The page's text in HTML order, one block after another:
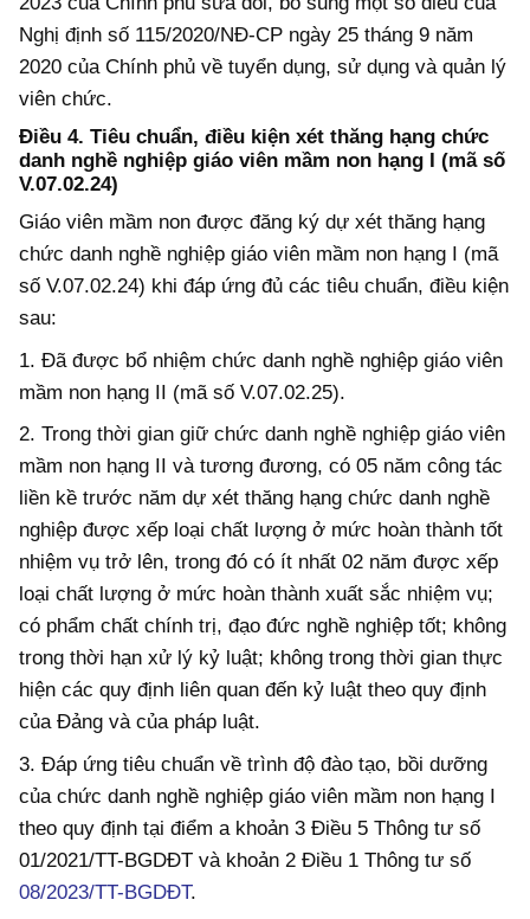
Nghị định số 115/2020/NĐ-CP ngày 25 tháng 9 năm
2020 của Chính phủ về tuyển dụng, sử dụng và quản lý
viên chức.
Điều 4. Tiêu chuẩn, điều kiện xét thăng hạng chức
danh nghề nghiệp giáo viên mầm non hạng I (mã số
V.07.02.24)
Giáo viên mầm non được đăng ký dự xét thăng hạng
chức danh nghề nghiệp giáo viên mầm non hạng I (mã
số V.07.02.24) khi đáp ứng đủ các tiêu chuẩn, điều kiện
sau:
1. Đã được bổ nhiệm chức danh nghề nghiệp giáo viên
mầm non hạng II (mã số V.07.02.25).
2. Trong thời gian giữ chức danh nghề nghiệp giáo viên
mầm non hạng II và tương đương, có 05 năm công tác
liền kề trước năm dự xét thăng hạng chức danh nghề
nghiệp được xếp loại chất lượng ở mức hoàn thành tốt
nhiệm vụ trở lên, trong đó có ít nhất 02 năm được xếp
loại chất lượng ở mức hoàn thành xuất sắc nhiệm vụ;
có phẩm chất chính trị, đạo đức nghề nghiệp tốt; không
trong thời hạn xử lý kỷ luật; không trong thời gian thực
hiện các quy định liên quan đến kỷ luật theo quy định
của Đảng và của pháp luật.
3. Đáp ứng tiêu chuẩn về trình độ đào tạo, bồi dưỡng
của chức danh nghề nghiệp giáo viên mầm non hạng I
theo quy định tại điểm a khoản 3 Điều 5 Thông tư số
01/2021/TT-BGDĐT và khoản 2 Điều 1 Thông tư số
08/2023/TT-BGDĐT.